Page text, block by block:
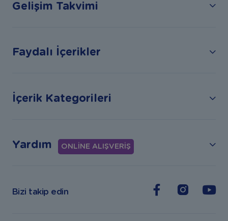
Gelişim Takvimi
Faydalı İçerikler
İçerik Kategorileri
Yardım ONLİNE ALIŞVERİŞ
Bizi takip edin